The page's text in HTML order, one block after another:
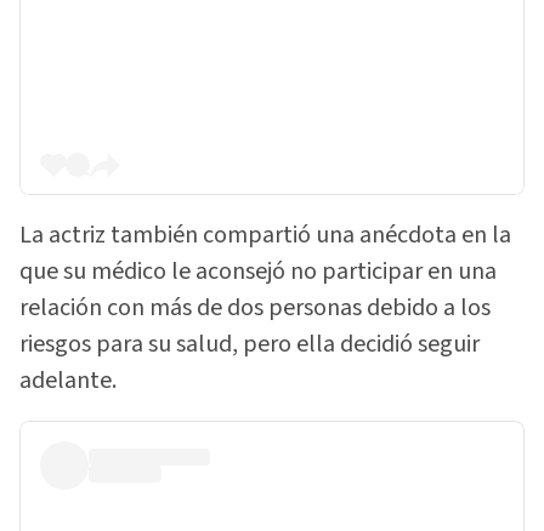
La actriz también compartió una anécdota en la
que su médico le aconsejó no participar en una
relación con más de dos personas debido a los
riesgos para su salud, pero ella decidió seguir
adelante.